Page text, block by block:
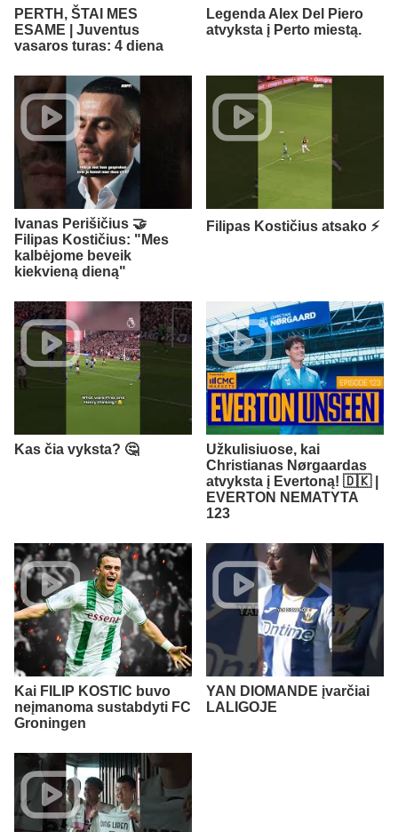
PERTH, ŠTAI MES
ESAME | Juventus
vasaros turas: 4 diena
Legenda Alex Del Piero
atvyksta į Perto miestą.
Ivanas Perišičius 🤝
Filipas Kostičius: "Mes
kalbėjome beveik
kiekvieną dieną"
Filipas Kostičius atsako ⚡
Kas čia vyksta? 🤔
Užkulisiuose, kai
Christianas Nørgaardas
atvyksta į Evertoną! 🇩🇰 |
EVERTON NEMATYTA
123
Kai FILIP KOSTIC buvo
neįmanoma sustabdyti FC
Groningen
YAN DIOMANDE įvarčiai
LALIGOJE